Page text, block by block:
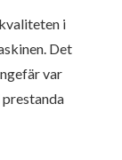
i
Det
var